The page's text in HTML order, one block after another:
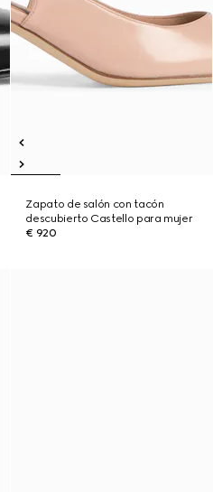
Zapato de salón con tacón
descubierto Castello para mujer
€ 920